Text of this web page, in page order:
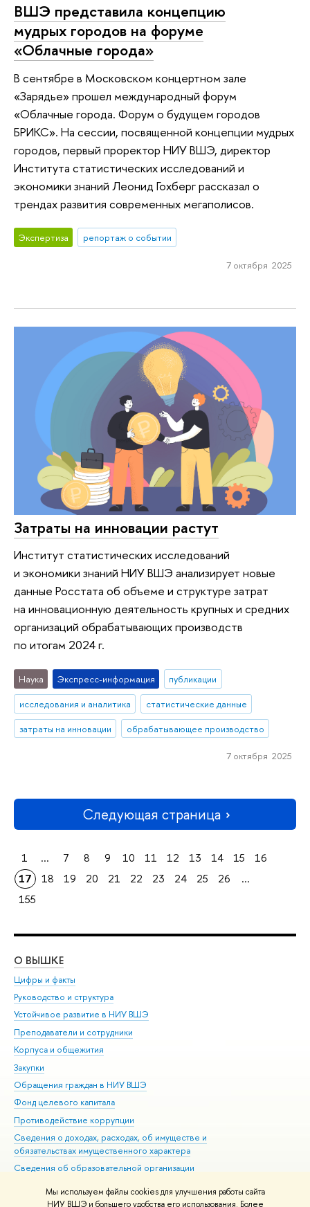
Мы используем файлы cookies для улучшения работы сайта
НИУ ВШЭ и большего удобства его использования. Более
ВШЭ представила концепцию
мудрых городов на форуме
«Облачные города»
В сентябре в Московском концертном зале
«Зарядье» прошел международный форум
«Облачные города. Форум о будущем городов
БРИКС». На сессии, посвященной концепции мудрых
городов, первый проректор НИУ ВШЭ, директор
Института статистических исследований и
экономики знаний Леонид Гохберг рассказал о
трендах развития современных мегаполисов.
Экспертиза репортаж о событии
7 октября 2025
Затраты на инновации растут
Институт статистических исследований
и экономики знаний НИУ ВШЭ анализирует новые
данные Росстата об объеме и структуре затрат
на инновационную деятельность крупных и средних
организаций обрабатывающих производств
по итогам 2024 г.
Наука Экспресс-информация
публикации
исследования и аналитика
статистические данные
затраты на инновации
обрабатывающее производство
7 октября 2025
Следующая страница
1 ... 7 8 9 10 11 12 13 14 15
16
17
18 19 20 21 22 23 24 25 26
...
155
О ВЫШКЕ
Цифры и факты
Руководство и структура
Устойчивое развитие в НИУ ВШЭ
Преподаватели и сотрудники
Корпуса и общежития
Закупки
Обращения граждан в НИУ ВШЭ
Фонд целевого капитала
Противодействие коррупции
Сведения о доходах, расходах, об имуществе и
обязательствах имущественного характера
Сведения об образовательной организации
Людям с ограниченными возможностями здоровья
Единая платежная страница